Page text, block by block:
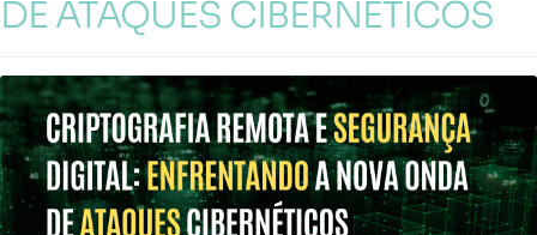
DE ATAQUES CIBERNÉTICOS